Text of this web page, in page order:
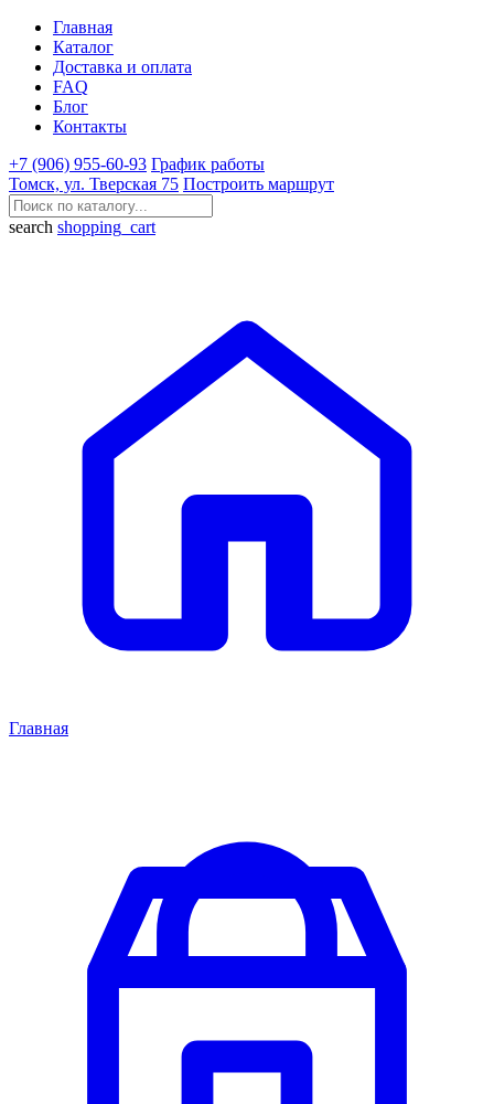
Главная
Каталог
Доставка и оплата
FAQ
Блог
Контакты
+7 (906) 955-60-93 График работы
Томск, ул. Тверская 75 Построить маршрут
search shopping_cart
Главная